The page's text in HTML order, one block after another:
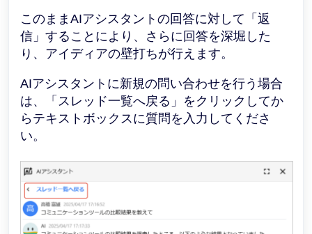
このまま AIアシスタントの回答に対して「返
信」することにより、さらに回答を深堀した
り、アイディアの壁打ちが行えます。
AIアシスタントに新規の問い合わせを行う場合
は、「スレッド一覧へ戻る」をクリックしてか
らテキストボックスに質問を入力してくださ
い。